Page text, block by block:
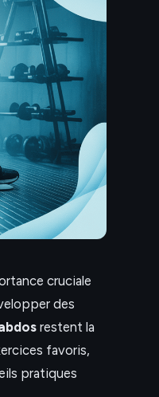
cruciale
des
restent la
favoris,
pratiques